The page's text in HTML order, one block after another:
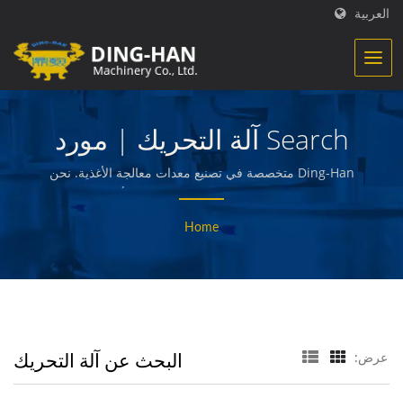
العربية
Search آلة التحريك | مورد
معدات تجهيز الأغذية وخطوط
الإنتاج - Ding-Han
Ding-Han متخصصة في تصنيع معدات معالجة الأغذية. نحن
نصمم ونهندس ونبني الآلات التي تنتج وتعبئ المأكولات المحضرة
من اللحوم والخضروات والمأكولات البحرية والبطاطس المقلية
والوجبات الخفيفة المخبوزة والمقلية وغيرها من الأطعمة ذات
الجودة العالية.
Home
البحث عن آلة التحريك عرض: